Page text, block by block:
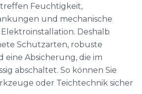
Feuchtigkeit,
und mechanische
Deshalb
Schutzarten, robuste
eine Absicherung, die im
abschaltet. So können Sie
oder Teichtechnik sicher